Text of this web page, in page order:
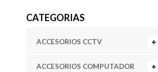
CATEGORIAS
ACCESORIOS CCTV
ACCESORIOS COMPUTADOR